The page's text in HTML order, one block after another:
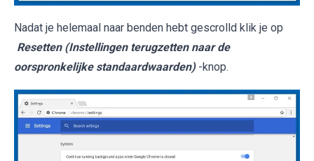
Nadat je helemaal naar benden hebt gescrolld klik je op
Resetten (Instellingen terugzetten naar de
oorspronkelijke standaardwaarden) -knop.